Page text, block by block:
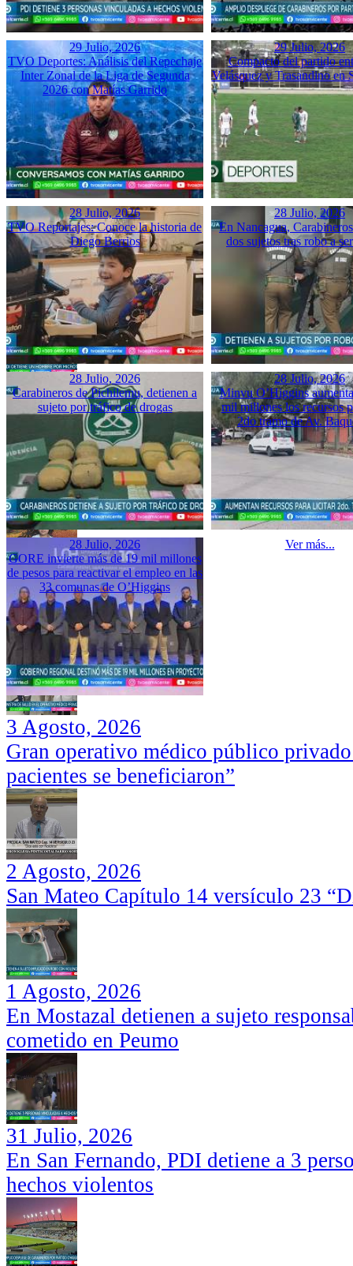
29 Julio, 2026
TVO Deportes: Análisis del Repechaje
Inter Zonal de la Liga de Segunda
2026 con Matías Garrido
29 Julio, 2026
Compacto del partido
Velásquez y Trasandino en
28 Julio, 2026
TVO Reportajes: Conoce la historia de
Diego Berrios
28 Julio, 2026
En Nancagua,
dos sujetos tras robo a
28 Julio, 2026
Carabineros de Pichilemu, detienen a
sujeto por tráfico de drogas
28 Julio, 2026
Minvu O’Higgins
mil millones los recursos
2do tramo de Av.
28 Julio, 2026
GORE invierte más de 19 mil millones
de pesos para reactivar el empleo en las
33 comunas de O’Higgins
Ver más...
3 Agosto, 2026
Gran operativo médico público
pacientes se beneficiaron”
2 Agosto, 2026
San Mateo Capítulo 14 versículo 23
1 Agosto, 2026
En Mostazal detienen a sujeto
cometido en Peumo
31 Julio, 2026
En San Fernando, PDI detiene a 3
hechos violentos